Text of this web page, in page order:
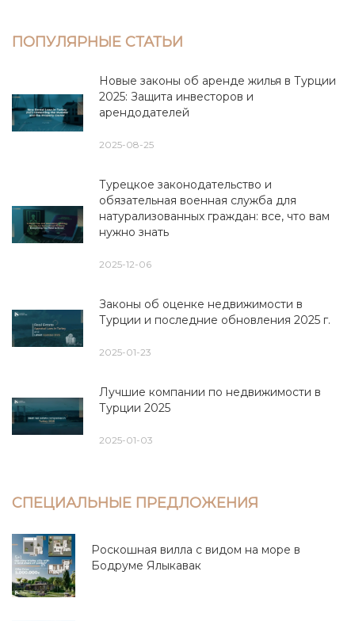
ПОПУЛЯРНЫЕ СТАТЬИ
Новые законы об аренде жилья в Турции
2025: Защита инвесторов и
арендодателей
2025-08-25
Турецкое законодательство и
обязательная военная служба для
натурализованных граждан: все, что вам
нужно знать
2025-12-06
Законы об оценке недвижимости в
Турции и последние обновления 2025 г.
2025-01-23
Лучшие компании по недвижимости в
Турции 2025
2025-01-03
СПЕЦИАЛЬНЫЕ ПРЕДЛОЖЕНИЯ
Роскошная вилла с видом на море в
Бодруме Ялыкавак